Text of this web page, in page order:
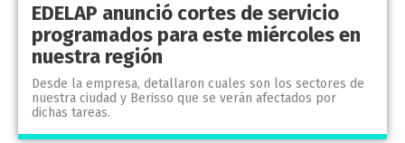
EDELAP anunció cortes de servicio
programados para este miércoles en
nuestra región
Desde la empresa, detallaron cuales son los sectores de
nuestra ciudad y Berisso que se verán afectados por
dichas tareas.